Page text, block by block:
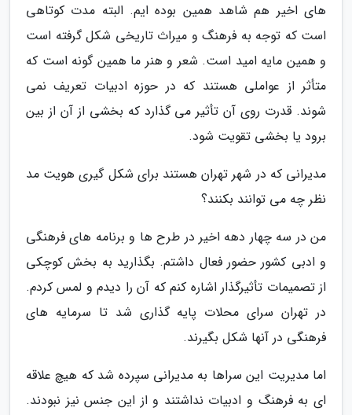
های اخیر هم شاهد همین بوده ایم. البته مدت کوتاهی
است که توجه به فرهنگ و میراث تاریخی شکل گرفته است
و همین مایه امید است. شعر و هنر ما همین گونه است که
متأثر از عواملی هستند که در حوزه ادبیات تعریف نمی
شوند. قدرت روی آن تأثیر می گذارد که بخشی از آن از بین
برود یا بخشی تقویت شود.
مدیرانی که در شهر تهران هستند برای شکل گیری هویت مد
نظر چه می توانند بکنند؟
من در سه چهار دهه اخیر در طرح ها و برنامه های فرهنگی
و ادبی کشور حضور فعال داشتم. بگذارید به بخش کوچکی
از تصمیمات تأثیرگذار اشاره کنم که آن را دیدم و لمس کردم.
در تهران سرای محلات پایه گذاری شد تا سرمایه های
فرهنگی در آنها شکل بگیرند.
اما مدیریت این سراها به مدیرانی سپرده شد که هیچ علاقه
ای به فرهنگ و ادبیات نداشتند و از این جنس نیز نبودند.